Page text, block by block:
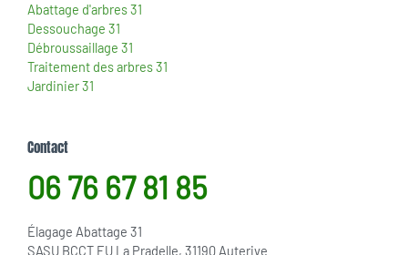
Abattage d'arbres 31
Dessouchage 31
Débroussaillage 31
Traitement des arbres 31
Jardinier 31
Contact
06 76 67 81 85
Élagage Abattage 31
SASU BCCT EU La Pradelle, 31190 Auterive